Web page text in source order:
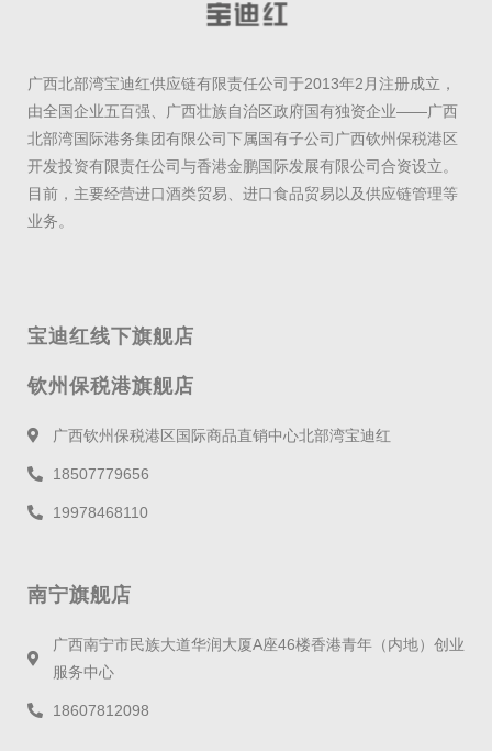
广西北部湾宝迪红供应链有限责任公司于2013年2月注册成立，
由全国企业五百强、广西壮族自治区政府国有独资企业——广西
北部湾国际港务集团有限公司下属国有子公司广西钦州保税港区
开发投资有限责任公司与香港金鹏国际发展有限公司合资设立。
目前，主要经营进口酒类贸易、进口食品贸易以及供应链管理等
业务。
宝迪红线下旗舰店
钦州保税港旗舰店
广西钦州保税港区国际商品直销中心北部湾宝迪红
18507779656
19978468110
南宁旗舰店
广西南宁市民族大道华润大厦A座46楼香港青年（内地）创业
服务中心
18607812098